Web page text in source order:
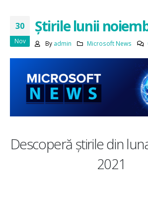
30
Nov
Știrile lunii
By admin Microsoft News
Descoperă știrile din
2021